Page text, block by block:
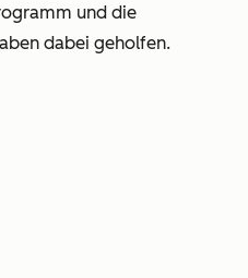
und die
dabei geholfen.